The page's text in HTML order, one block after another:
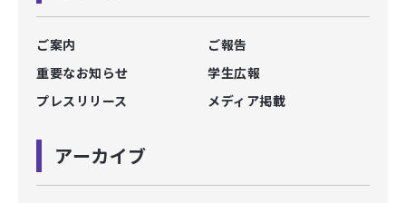
ご案内
ご報告
重要なお知らせ
学生広報
プレスリリース
メディア掲載
アーカイブ